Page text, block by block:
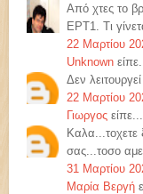
Από χτες το
ΕΡΤ1. Τι
22 Μαρτίου
Unknown
Δεν
22 Μαρτίου
Γιωργος είπε...
Καλα...τοχετε
σας...τοσο
31 Μαρτίου
Μαρία Βεργή